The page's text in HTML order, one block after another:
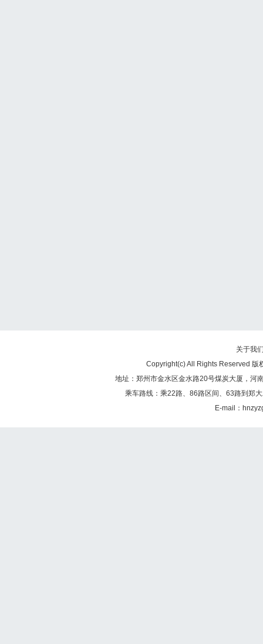
关于我
Copyright(c) All Rights Reserved 版
地址：郑州市金水区金水路20号煤炭大厦，河
乘车路线：乘22路、86路区间、63路到郑
E-mail：